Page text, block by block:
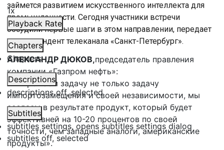
1x
Playback Rate
Chapters
Chapters
Descriptions
descriptions off, selected
Subtitles
subtitles settings, opens subtitles settings dialog
subtitles off, selected
займется развитием искусственного интеллекта для
промышленности. Сегодня участники встречи
обсудили первые шаги в этом направлении, передает
корреспондент телеканала «Санкт-Петербург».
АЛЕКСАНДР ДЮКОВ,председатель правления
компании «Газпром нефть»:
«Мы решаем задачу не только задачу
импортозамещения и своей независимости, мы
создаем в результате продукт, который будет
эффективней на 10-20 процентов по своей
точности, чем западные аналоги, американские
продукты».